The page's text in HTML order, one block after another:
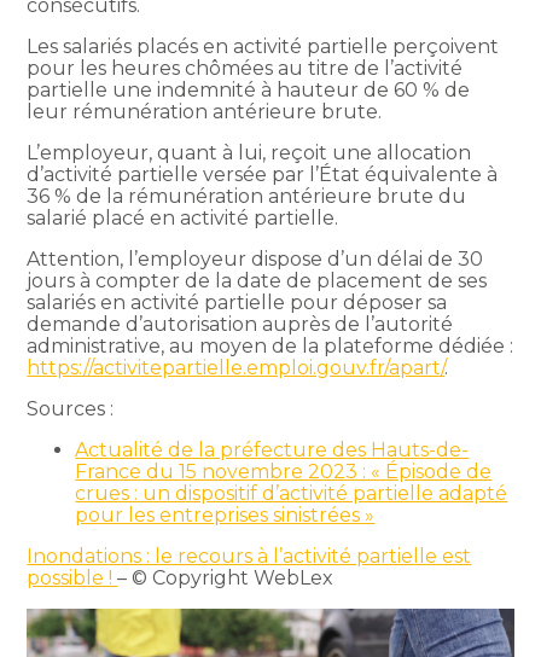
consécutifs.
Les salariés placés en activité partielle perçoivent
pour les heures chômées au titre de l’activité
partielle une indemnité à hauteur de 60 % de
leur rémunération antérieure brute.
L’employeur, quant à lui, reçoit une allocation
d’activité partielle versée par l’État équivalente à
36 % de la rémunération antérieure brute du
salarié placé en activité partielle.
Attention, l’employeur dispose d’un délai de 30
jours à compter de la date de placement de ses
salariés en activité partielle pour déposer sa
demande d’autorisation auprès de l’autorité
administrative, au moyen de la plateforme dédiée :
https://activitepartielle.emploi.gouv.fr/apart/.
Sources :
Actualité de la préfecture des Hauts-de-
France du 15 novembre 2023 : « Épisode de
crues : un dispositif d’activité partielle adapté
pour les entreprises sinistrées »
Inondations : le recours à l’activité partielle est
possible !– © Copyright WebLex